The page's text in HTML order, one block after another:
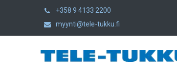
+358 9 4133 2200
myynti@tele-tukku.fi